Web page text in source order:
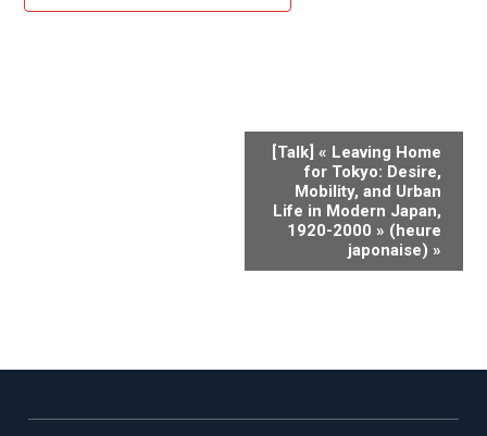
[Talk] « Leaving Home
for Tokyo: Desire,
Mobility, and Urban
Life in Modern Japan,
1920-2000 » (heure
japonaise) »